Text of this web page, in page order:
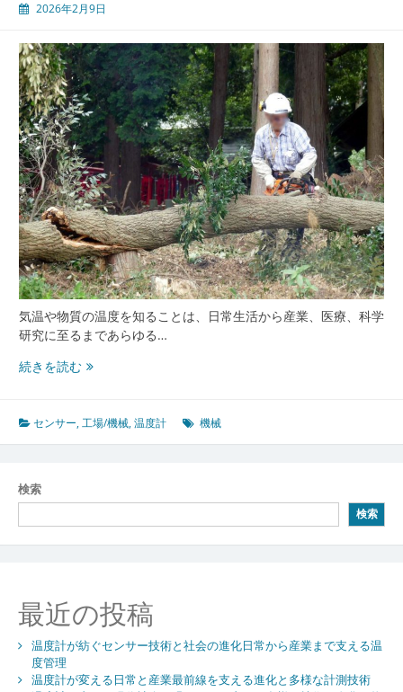
2026年2月9日
気温や物質の温度を知ることは、日常生活から産業、医療、科学
研究に至るまであらゆる…
続きを読む温
が
切
度
の
可
化
センサー,工場/機械,温度計 機械
検索
検索
最近の投稿
温度計が紡ぐセンサー技術と社会の進化日常から産業まで支える温
度管理
温度計が変える日常と産業最前線を支える進化と多様な計測技術